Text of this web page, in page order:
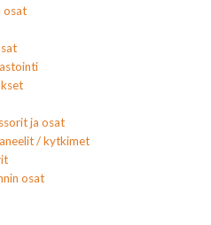
osat
ja osat
/ kytkimet
osat